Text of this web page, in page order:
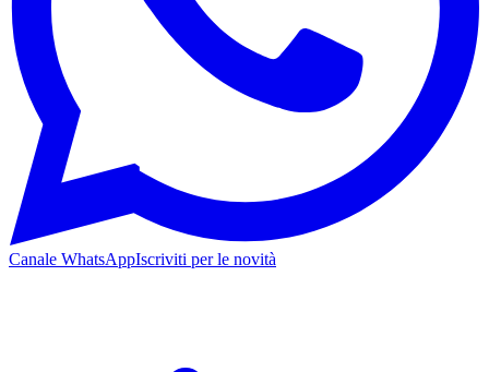
Canale WhatsAppIscriviti per le novità